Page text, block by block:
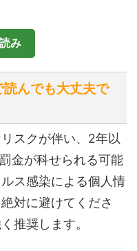
み
んでも大丈夫で
スクが伴い、2年以
金が科せられる可能
ス感染による個人情
対に避けてくださ
推奨します。